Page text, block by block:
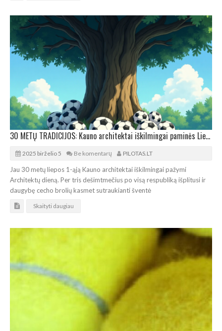
30 METŲ TRADICIJOS: Kauno architektai iškilmingai paminės Liepos 1-ąją
2025 birželio 5 Be komentarų PILOTAS.LT
Jau 30 metų liepos 1-ąją Kauno architektai iškilmingai pažymi
Architektų dieną. Per tris dešimtmečius po visą respubliką išplitusi ir
daugybę cecho brolių kasmet sutraukianti šventė
Skaityti daugiau